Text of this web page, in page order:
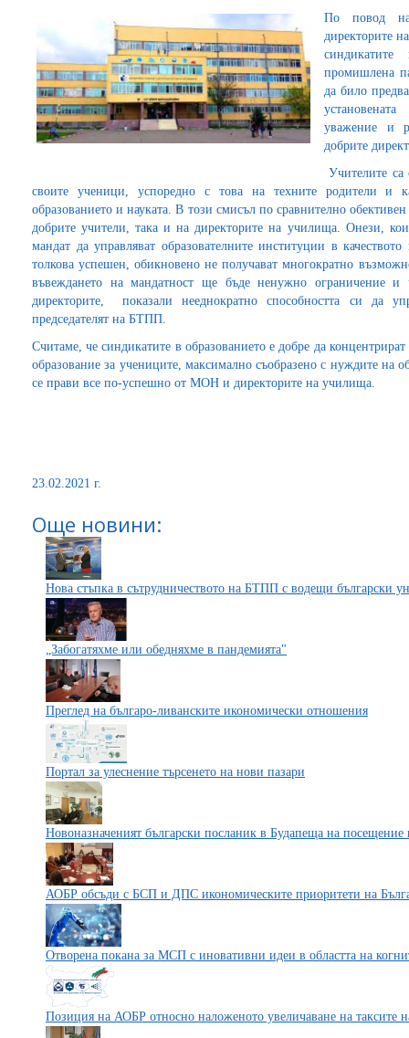
По повод
директорите
синдикатите
промишлена
да било
уважение и
добрите
Учителите са
своите ученици, успоредно с това на техните родители и
образованието и науката. В този смисъл по сравнително
добрите учители, така и на директорите на училища. Онези,
мандат да управляват образователните институции в
толкова успешен, обикновено не получават многократно
въвеждането на мандатност ще бъде ненужно ограничение и
директорите, показали нееднократно способността си да
председателят на БТПП.
Считаме, че синдикатите в образованието е добре да
образование за учениците, максимално съобразено с нуждите на
се прави все по-успешно от МОН и директорите на училища.
23.02.2021 г.
Още новини:
Нова стъпка в сътрудничеството на БТПП с водещи български
„Забогатяхме или обедняхме в пандемията"
Преглед на българо-ливанските икономически отношения
Портал за улеснение търсенето на нови пазари
Новоназначеният български посланик в Будапеща на
АОБР обсъди с БСП и ДПС икономическите приоритети на
Отворена покана за МСП с иновативни идеи в областта на
Позиция на АОБР относно наложеното увеличаване на таксите